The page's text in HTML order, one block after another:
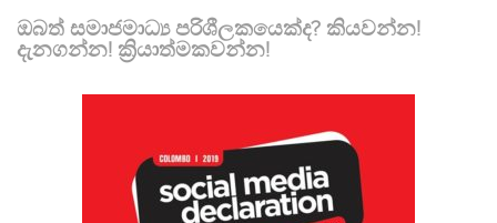
ඔබත් සමාජමාධ්‍ය පරිශීලකයෙක්ද? කියවන්න!
දැනගන්න! ක්‍රියාත්මකවන්න!